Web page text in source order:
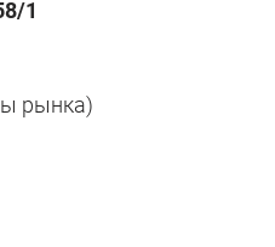
1
рынка)